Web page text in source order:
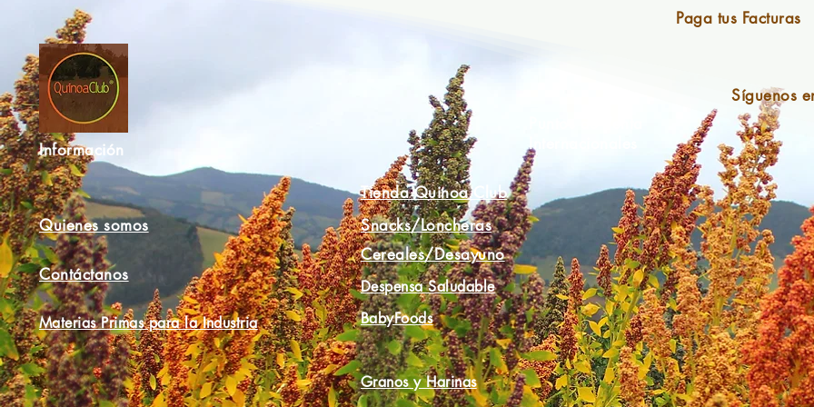
Información
Paga tus Facturas
Síguenos
Internacionales
Tienda Quinoa Club
Quienes somos
Snacks/Loncheras
Cereales/Desayuno
Contáctanos
Materias Primas para la Industria
Despensa Saludable
BabyFoods
Granos y Harinas